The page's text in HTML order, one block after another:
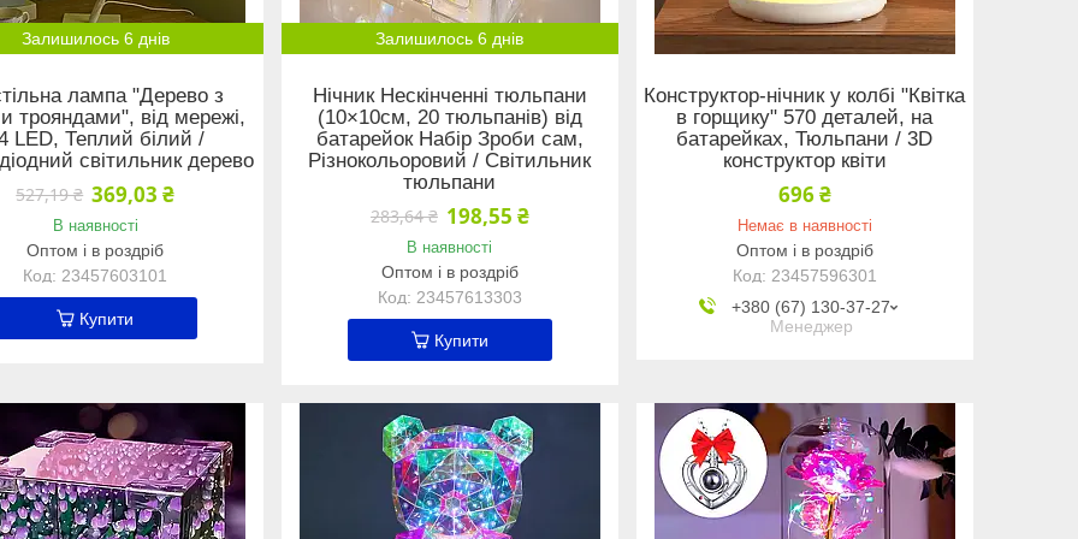
Залишилось 6 днів
лампа "Дерево з
трояндами", від мережі,
LED, Теплий білий /
світильник дерево
527,19 ₴ 369,03 ₴
В наявності
Оптом і в роздріб
23457603101
Купити
Залишилось 6 днів
Нічник Нескінченні тюльпани
(10×10см, 20 тюльпанів) від
батарейок Набір Зроби сам,
Різнокольоровий / Світильник
тюльпани
283,64 ₴ 198,55 ₴
В наявності
Оптом і в роздріб
23457613303
Купити
Конструктор-нічник у колбі "Квітка
в горщику" 570 деталей, на
батарейках, Тюльпани / 3D
конструктор квіти
696 ₴
Немає в наявності
Оптом і в роздріб
23457596301
+380 (67) 130-37-27
Менеджер